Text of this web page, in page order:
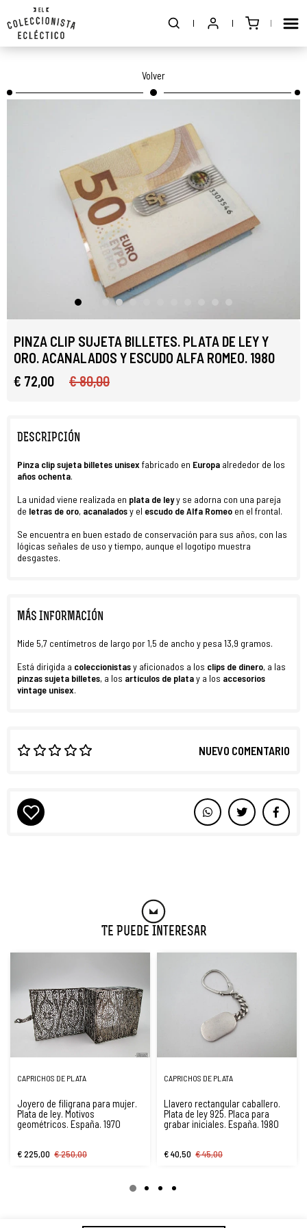
Volver
PINZA CLIP SUJETA BILLETES. PLATA DE LEY Y
ORO. ACANALADOS Y ESCUDO ALFA ROMEO. 1980
€ 72,00
€ 80,00
DESCRIPCIÓN
Pinza clip sujeta billetes unisex fabricado en Europa alrededor de los
años ochenta.
La unidad viene realizada en plata de leyy se adorna con una pareja
de letras de oro, acanaladosy el escudo de Alfa Romeo en el frontal.
Se encuentra en buen estado de conservación para sus años, con las
lógicas señales de uso y tiempo, aunque el logotipo muestra
desgastes.
MÁS INFORMACIÓN
Mide 5,7 centímetros de largo por 1,5 de ancho y pesa 13,9 gramos.
Está dirigida a coleccionistasy aficionados a los clips de dinero, a las
pinzas sujeta billetes, a los artículos de platay a los accesorios
vintage unisex.
NUEVO COMENTARIO
Te Puede Interesar
CAPRICHOS DE PLATA
Joyero de filigrana para mujer.
Plata de ley. Motivos
geométricos. España. 1970
€ 225,00 € 250,00
CAPRICHOS DE PLATA
Llavero rectangular caballero.
Plata de ley 925. Placa para
grabar iniciales. España. 1980
€ 40,50 € 45,00